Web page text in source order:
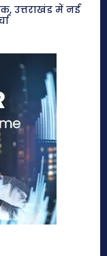
उत्तराखंड में नई